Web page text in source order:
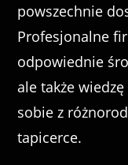
powszechnie
Profesjonalne
odpowiednie
ale także
sobie z
tapicerce.